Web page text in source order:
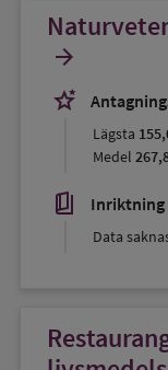
arrow_forward
stars_2
Lägsta
Medel
book_5 Inriktning
Data